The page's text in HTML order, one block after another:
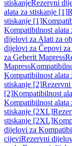
stiskanjeRezervni
alata za stiskanje [1]
stiskanje [1]
Kompatibilnost alata
dijelovi za Alati za
dijelovi za Čepovi
za Geberit Mapress
Mapress
Kompatibilnost alata
stiskanje [2]
[2]Kompatibilnost
Kompatibilnost alata
stiskanje [2XL]
stiskanje [2XL]
dijelovi za
cijeviRezervni